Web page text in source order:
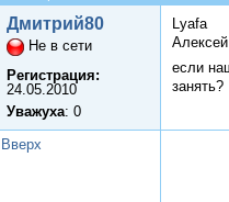
Дмитрий80
Не в сети
Регистрация:
24.05.2010
Уважуха: 0
Lyafa
если
занять?
Вверх